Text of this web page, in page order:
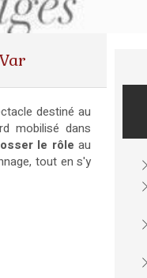
destiné au
mobilisé dans
le rôle au
tout en s'y